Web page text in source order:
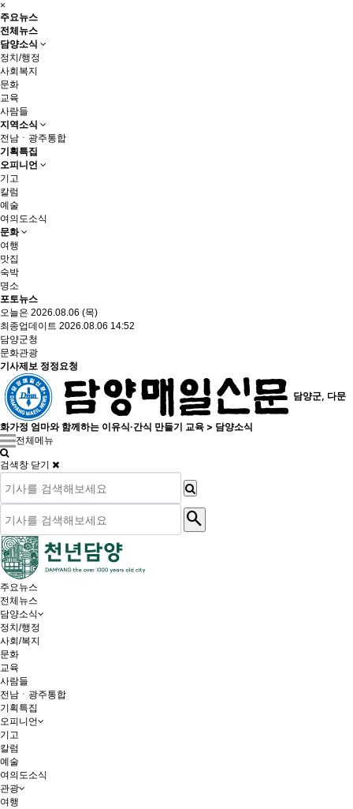
×
주요뉴스
전체뉴스
담양소식
정치/행정
사회복지
문화
교육
사람들
지역소식
전남ㆍ광주통합
기획특집
오피니언
기고
칼럼
예술
여의도소식
문화
여행
맛집
숙박
명소
포토뉴스
오늘은 2026.08.06 (목)
최종업데이트 2026.08.06 14:52
담양군청
문화관광
기사제보 정정요청
담양군, 다문
화가정 엄마와 함께하는 이유식·간식 만들기 교육 > 담양소식
전체메뉴
검색창 닫기
search
주요뉴스
전체뉴스
담양소식
정치/행정
사회/복지
문화
교육
사람들
전남ㆍ광주통합
기획특집
오피니언
기고
칼럼
예술
여의도소식
관광
여행